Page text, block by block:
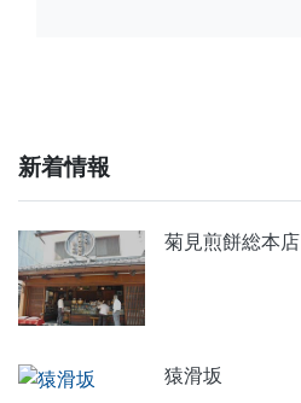
新着情報
菊見煎餅総本店
猿滑坂